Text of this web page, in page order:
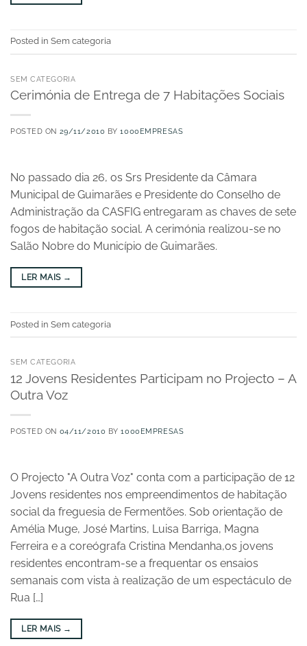
Posted in Sem categoria
SEM CATEGORIA
Cerimónia de Entrega de 7 Habitações Sociais
POSTED ON 29/11/2010 BY1000EMPRESAS
No passado dia 26, os Srs Presidente da Câmara
Municipal de Guimarães e Presidente do Conselho de
Administração da CASFIG entregaram as chaves de sete
fogos de habitação social. A cerimónia realizou-se no
Salão Nobre do Município de Guimarães.
LER MAIS →
Posted in Sem categoria
SEM CATEGORIA
12 Jovens Residentes Participam no Projecto – A
Outra Voz
POSTED ON 04/11/2010 BY1000EMPRESAS
O Projecto "A Outra Voz" conta com a participação de 12
Jovens residentes nos empreendimentos de habitação
social da freguesia de Fermentões. Sob orientação de
Amélia Muge, José Martins, Luisa Barriga, Magna
Ferreira e a coreógrafa Cristina Mendanha,os jovens
residentes encontram-se a frequentar os ensaios
semanais com vista à realização de um espectáculo de
Rua […]
LER MAIS →